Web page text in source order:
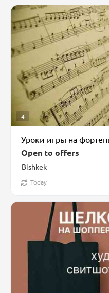
4
Bishkek
Open to offers
Today